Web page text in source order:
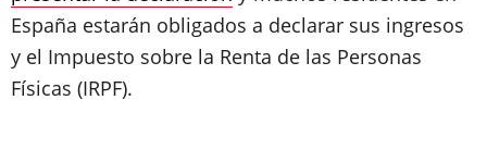
España estarán obligados a declarar sus ingresos
y el Impuesto sobre la Renta de las Personas
Físicas (IRPF).